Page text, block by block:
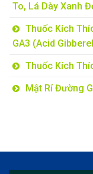
To, Lá Dày Xanh
Thuốc Kích
GA3 (Acid
Thuốc Kích
Mật Rỉ Đường